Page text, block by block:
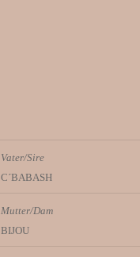
Vater/Sire
C´BABASH
Mutter/Dam
BIJOU